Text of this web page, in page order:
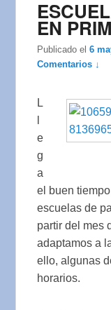
EN
Publicado el6
Comentarios ↓
L
e
g
a
el buen
escuelas de
partir del mes
adaptamos a
ello, algunas
horarios.